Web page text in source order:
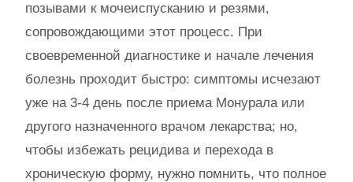
позывами к мочеиспусканию и резями,
сопровождающими этот процесс. При
своевременной диагностике и начале лечения
болезнь проходит быстро: симптомы исчезают
уже на 3-4 день после приема Монурала или
другого назначенного врачом лекарства; но,
чтобы избежать рецидива и перехода в
хроническую форму, нужно помнить, что полное